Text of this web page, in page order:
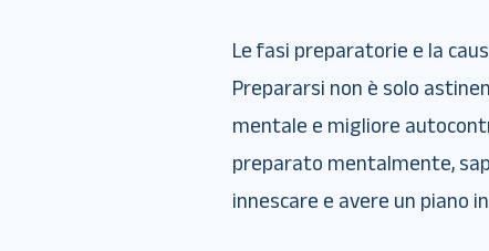
Le fasi preparatorie e la
Prepararsi non è solo
mentale e migliore
preparato mentalmente,
innescare e avere un piano